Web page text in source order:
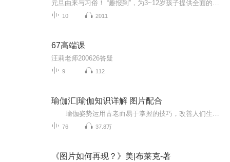
10 2011
67高端课
汪莉老师200626答疑
9 112
瑜伽汇|瑜伽知识详解 图片配合
76 37.8万
《图片如何再现？》美|布莱克-著